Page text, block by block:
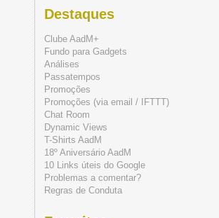
Destaques
Clube AadM+
Fundo para Gadgets
Análises
Passatempos
Promoções
Promoções (via email / IFTTT)
Chat Room
Dynamic Views
T-Shirts AadM
18º Aniversário AadM
10 Links úteis do Google
Problemas a comentar?
Regras de Conduta